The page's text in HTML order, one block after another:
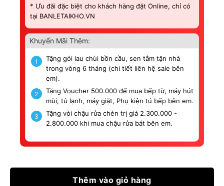
* Ưu đãi đặc biệt cho khách hàng đặt Online, chỉ có
tại BANLETAIKHO.VN
Khuyến Mãi Thêm:
1
Tặng gói lau chùi bồn cầu, sen tắm tận nhà
trong vòng 6 tháng (chi tiết liên hệ sale bên
em).
2
Tặng Voucher 500.000 để mua bếp từ, máy hút
mùi, tủ lạnh, máy giặt, Phụ kiện tủ bếp bên em.
3
Tặng vòi chậu rửa chén trị giá 2.300.000 -
2.800.000 khi mua chậu rửa bát bên em.
Thêm vào giỏ hàng